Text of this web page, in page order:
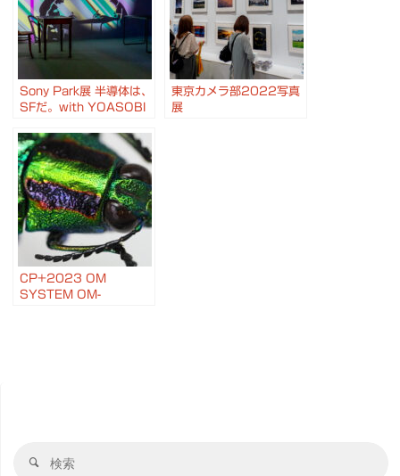
Sony Park展 半導体は、
SFだ。with YOASOBI
Sci-Fi Prototyping
東京カメラ部2022写真
展
CP+2023 OM
SYSTEM OM-
検